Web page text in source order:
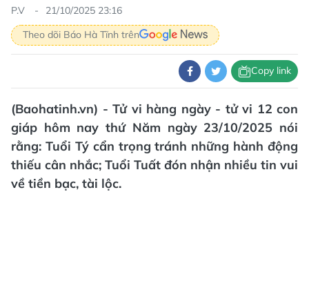
P.V
21/10/2025 23:16
Theo dõi Báo Hà Tĩnh trên
Copy link
(Baohatinh.vn) - Tử vi hàng ngày - tử vi 12 con
giáp hôm nay thứ Năm ngày 23/10/2025 nói
rằng: Tuổi Tý cẩn trọng tránh những hành động
thiếu cân nhắc; Tuổi Tuất đón nhận nhiều tin vui
về tiền bạc, tài lộc.